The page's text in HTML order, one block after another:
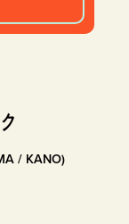
/ KANO)